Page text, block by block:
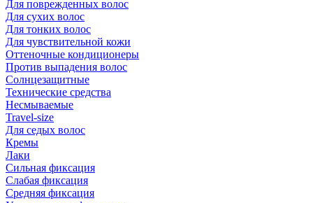
Для поврежденных волос
Для сухих волос
Для тонких волос
Для чувствительной кожи
Оттеночные кондиционеры
Против выпадения волос
Солнцезащитные
Технические средства
Несмываемые
Travel-size
Для седых волос
Кремы
Лаки
Сильная фиксация
Слабая фиксация
Средняя фиксация